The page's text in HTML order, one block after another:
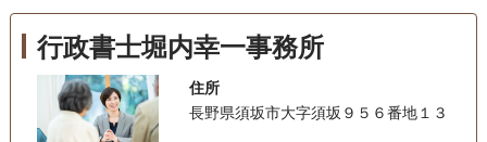
行政書士堀内幸一事務所
住所
長野県須坂市大字須坂９５６番地１３